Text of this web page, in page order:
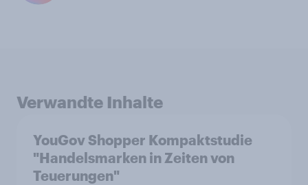
Verwandte Inhalte
YouGov Shopper Kompaktstudie
"Handelsmarken in Zeiten von
Teuerungen"